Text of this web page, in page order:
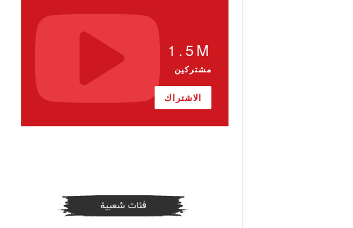
1.5M
مشتركين
الاشتراك
فئات شعبية